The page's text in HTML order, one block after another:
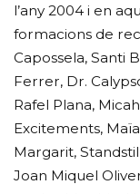
l’any 2004 i en
formacions de
Capossela, Santi
Ferrer, Dr.
Rafel Plana,
Excitements,
Margarit,
Joan Miquel